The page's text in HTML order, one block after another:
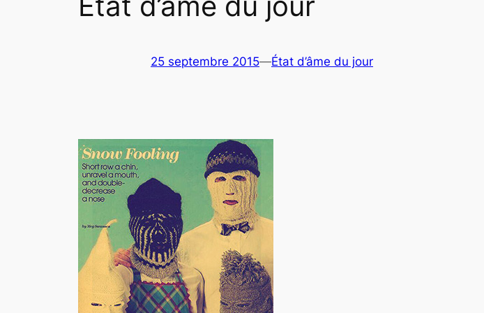
25 septembre 2015—État d’âme du jour